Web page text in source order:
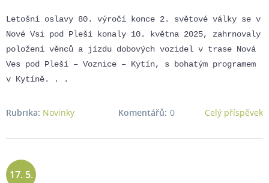
Letošní oslavy 80. výročí konce 2. světové války se v
Nové Vsi pod Pleší konaly 10. května 2025, zahrnovaly
položení věnců a jízdu dobových vozidel v trase Nová
Ves pod Pleší – Voznice – Kytín, s bohatým programem
v Kytíně. . .
Celý příspěvek
Rubrika: Novinky 0
Komentářů:
17. 5.